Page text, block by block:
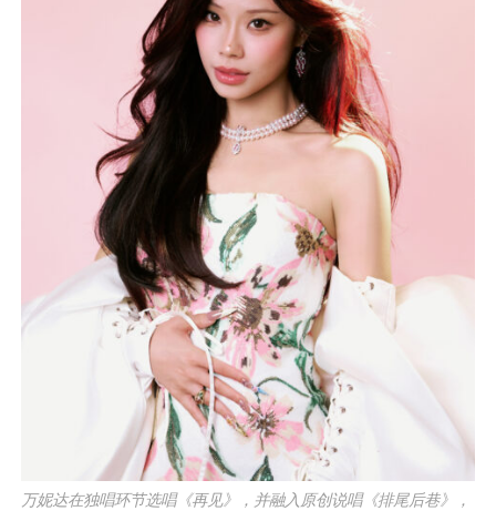
万妮达在独唱环节选唱《再见》，并融入原创说唱《排尾后巷》，